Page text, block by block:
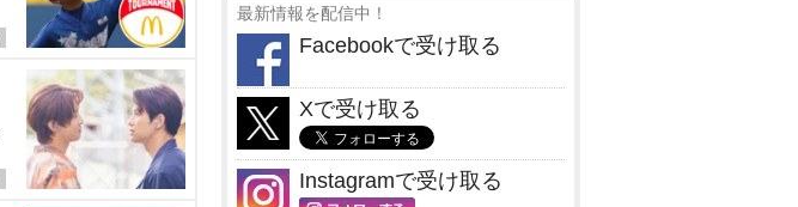
最新情報を配信中！
Facebookで受け取る
Xで受け取る
Instagramで受け取る